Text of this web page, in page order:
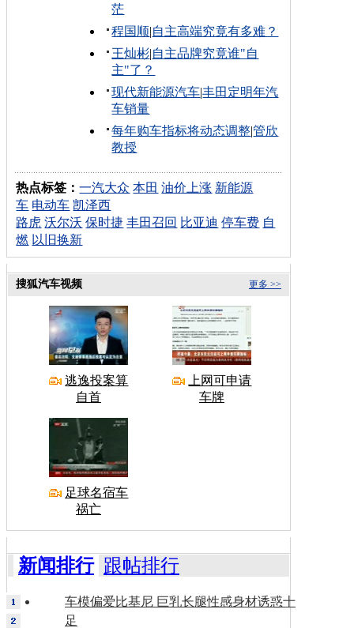
茫
程国顺|自主高端究竟有多难？
王灿彬|自主品牌究竟谁"自
主"了？
现代新能源汽车|丰田定明年汽
车销量
每年购车指标将动态调整|管欣
教授
热点标签：一汽大众 本田 油价上涨 新能源
车 电动车 凯泽西
路虎 沃尔沃 保时捷 丰田召回 比亚迪 停车费 自
燃 以旧换新
更多 >>
搜狐汽车视频
逃逸投案算
自首
上网可申请
车牌
足球名宿车
祸亡
新闻排行 跟帖排行
车模偏爱比基尼 巨乳长腿性感身材诱惑十
足